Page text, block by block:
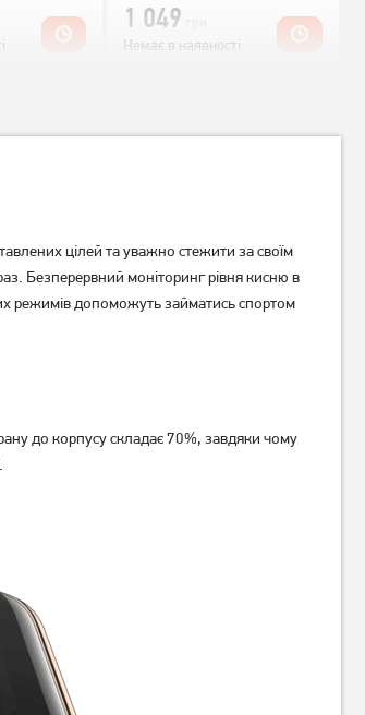
1 049
Немає в наявності
Redmi
Немає в наявності
цілей та уважно стежити за своїм
Безперервний моніторинг рівня кисню в
режимів допоможуть займатись спортом
до корпусу складає 70%, завдяки чому